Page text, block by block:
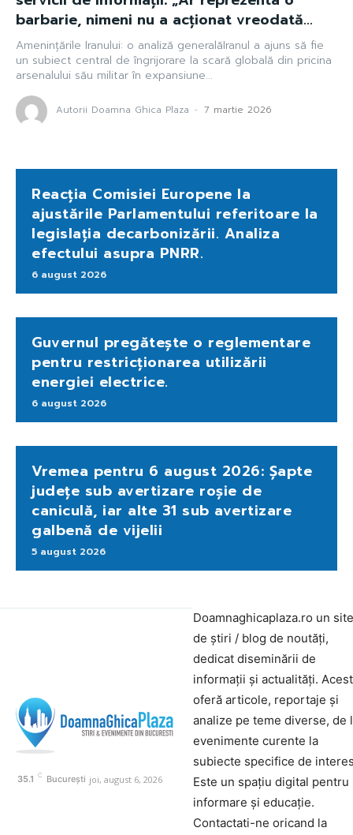
barbarie, nimeni nu a acționat vreodată...
Amenințările Iranului: o analiză generalăIranul a ajuns să fie
un subiect central de îngrijorare la scară globală din pricina
arsenalului său militar în expansiune...
Autorii Doamna Ghica Plaza - 7 martie 2026
Reacția Comisiei Europene la
ajustările Parlamentului referitoare la
legislația decarbonizării. Analiza
efectului asupra PNRR.
6 august 2026
Guvernul pregătește o reglementare
pentru restricționarea utilizării
energiei electrice.
6 august 2026
Vremea pentru 6 august 2026: Șapte
județe sub avertizare roșie de
caniculă, iar alte 31 sub avertizare
galbenă de vijelii
5 august 2026
35.1 C București joi, august 6, 2026
Doamnaghicaplaza.ro un site
de știri / blog de noutăți,
dedicat diseminării de
informații și actualități.
oferă articole, reportaje și
analize pe teme diverse, de
evenimente curente la
subiecte specifice de
Este un spațiu digital pentru
informare și educație.
Contactati-ne oricand la